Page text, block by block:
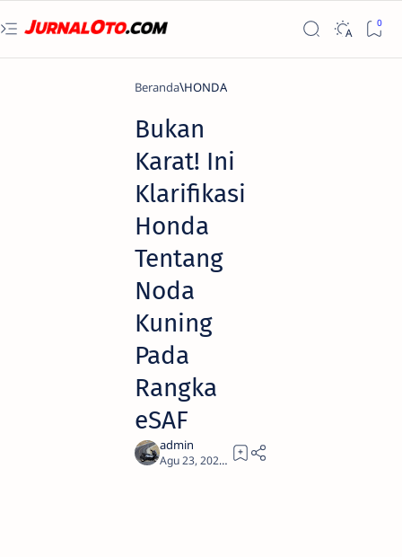
Beranda HONDA
Bukan
Karat! Ini
Klarifikasi
Honda
Tentang
Noda
Kuning
Pada
Rangka
eSAF
1